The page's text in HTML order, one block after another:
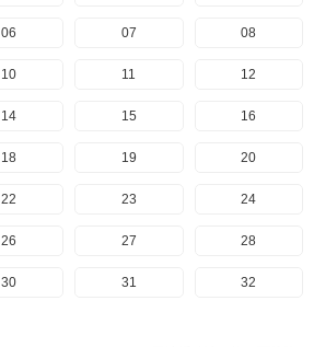
06 07 08
10 11 12
14 15 16
18 19 20
22 23 24
26 27 28
30 31 32